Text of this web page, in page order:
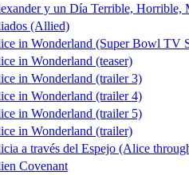
y un Día Terrible, Horrible,
(Allied)
in Wonderland (Super Bowl TV
in Wonderland (teaser)
in Wonderland (trailer 3)
in Wonderland (trailer 4)
in Wonderland (trailer 5)
in Wonderland (trailer)
a través del Espejo (Alice
Covenant